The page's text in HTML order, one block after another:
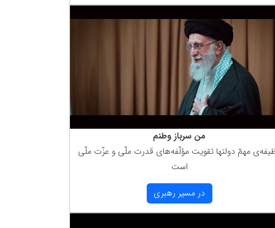
من سرباز وطنم
مهمّ دولتها تقویت مؤلّفه‌های قدرت ملّی و عزّت ملّی
است
در مسیر رهبری